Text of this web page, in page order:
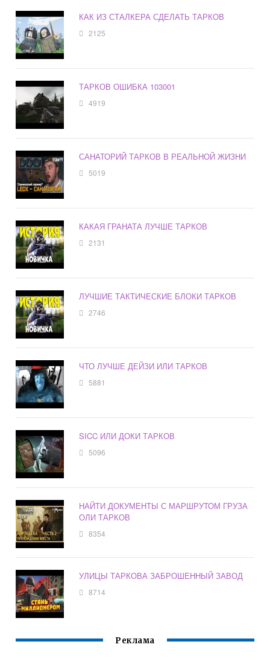
КАК ИЗ СТАЛКЕРА СДЕЛАТЬ ТАРКОВ
2125
ТАРКОВ ОШИБКА 103001
4919
САНАТОРИЙ ТАРКОВ В РЕАЛЬНОЙ ЖИЗНИ
5019
КАКАЯ ГРАНАТА ЛУЧШЕ ТАРКОВ
2131
ЛУЧШИЕ ТАКТИЧЕСКИЕ БЛОКИ ТАРКОВ
2746
ЧТО ЛУЧШЕ ДЕЙЗИ ИЛИ ТАРКОВ
5881
SICC ИЛИ ДОКИ ТАРКОВ
5096
НАЙТИ ДОКУМЕНТЫ С МАРШРУТОМ ГРУЗА
ОЛИ ТАРКОВ
8354
УЛИЦЫ ТАРКОВА ЗАБРОШЕННЫЙ ЗАВОД
8714
Реклама